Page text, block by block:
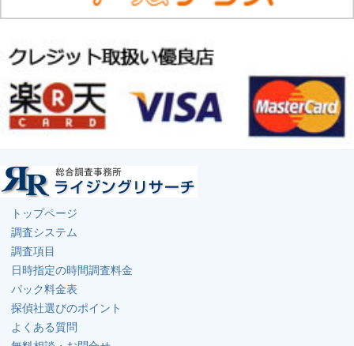
トップページ
調査システム
調査項目
日時指定の時間調査料金
パック料金表
探偵社選びのポイント
よくある質問